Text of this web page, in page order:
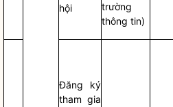
hội
trường
thông tin)
Đăng ký
tham gia